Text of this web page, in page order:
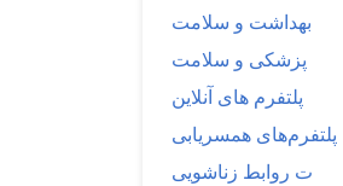
بهداشت و سلامت
پزشکی و سلامت
پلتفرم های آنلاین
پلتفرم‌های همسریابی
ت روابط زناشویی